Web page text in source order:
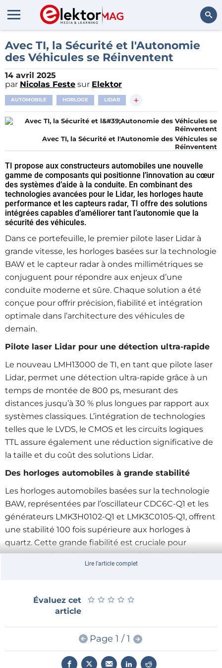
Rechercher
Avec TI, la Sécurité et l'Autonomie
des Véhicules se Réinventent
14 avril 2025
par Nicolas Feste sur Elektor
AUTOMOBILE HORLOGE LIDAR +
Avec TI, la Sécurité et l'Autonomie des Véhicules se
Réinventent
TI propose aux constructeurs automobiles une nouvelle
gamme de composants qui positionne l’innovation au cœur
des systèmes d’aide à la conduite. En combinant des
technologies avancées pour le Lidar, les horloges haute
performance et les capteurs radar, TI offre des solutions
intégrées capables d’améliorer tant l’autonomie que la
sécurité des véhicules.
Dans ce portefeuille, le premier pilote laser Lidar à
grande vitesse, les horloges basées sur la technologie
BAW et le capteur radar à ondes millimétriques se
conjuguent pour répondre aux enjeux d’une
conduite moderne et sûre. Chaque solution a été
conçue pour offrir précision, fiabilité et intégration
optimale dans l’architecture des véhicules de
demain.
Pilote laser Lidar pour une détection ultra-rapide
Le nouveau LMH13000 de TI, en tant que pilote laser
Lidar, permet une détection ultra-rapide grâce à un
temps de montée de 800 ps, mesurant des
distances jusqu’à 30 % plus longues par rapport aux
systèmes classiques. L’intégration de technologies
telles que le LVDS, le CMOS et les circuits logiques
TTL assure également une réduction significative de
la taille et du coût des solutions Lidar.
Des horloges automobiles à grande stabilité
Les horloges automobiles basées sur la technologie
BAW, représentées par l’oscillateur CDC6C-Q1 et les
générateurs LMK3H0102-Q1 et LMK3C0105-Q1, offrent
une stabilité 100 fois supérieure aux horloges à
quartz. Cette grande fiabilité est cruciale pour
garantir un fonctionnement sans faille des systèmes
ADAS, même dans des conditions
Capteur radar ultra précis
Le capteur radar AWR2944P, issu de la plateforme
AWR2944 déjà éprouvée, améliore les performances
des radars frontaux et d’angle. Ses capacités accrues
en termes de rapport signal/bruit, de calcul et de
Lire l'article complet
Évaluez cet
article
★ ★ ★ ★ ★
★ ★ ★ ★ ★
Page 1 / 1